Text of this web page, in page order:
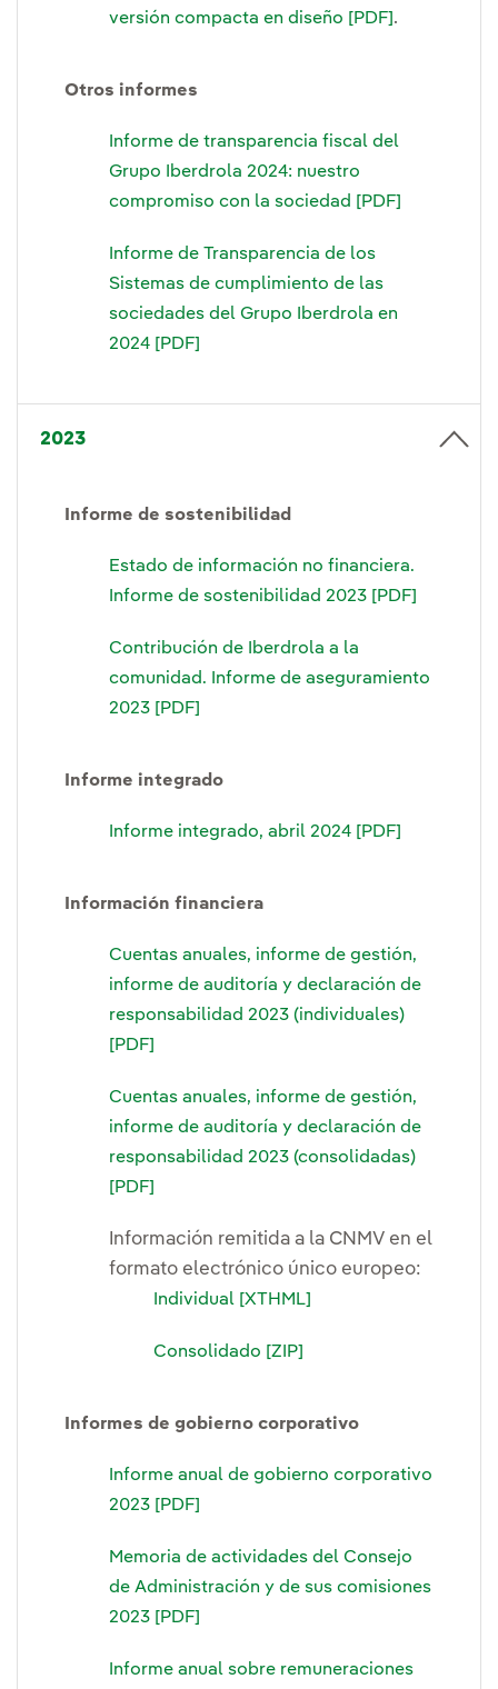
versión compacta en diseño [PDF].
Otros informes
Informe de transparencia fiscal del
Grupo Iberdrola 2024: nuestro
compromiso con la sociedad [PDF]
Informe de Transparencia de los
Sistemas de cumplimiento de las
sociedades del Grupo Iberdrola en
2024 [PDF]
2023
Informe de sostenibilidad
Estado de información no financiera.
Informe de sostenibilidad 2023 [PDF]
Contribución de Iberdrola a la
comunidad. Informe de aseguramiento
2023 [PDF]
Informe integrado
Informe integrado, abril 2024 [PDF]
Información financiera
Cuentas anuales, informe de gestión,
informe de auditoría y declaración de
responsabilidad 2023 (individuales)
[PDF]
Cuentas anuales, informe de gestión,
informe de auditoría y declaración de
responsabilidad 2023 (consolidadas)
[PDF]
Información remitida a la CNMV en el
formato electrónico único europeo:
Individual [XTHML]
Consolidado [ZIP]
Informes de gobierno corporativo
Informe anual de gobierno corporativo
2023 [PDF]
Memoria de actividades del Consejo
de Administración y de sus comisiones
2023 [PDF]
Informe anual sobre remuneraciones